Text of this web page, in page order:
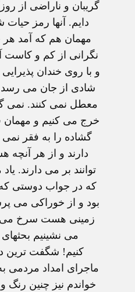
گريبان و ناراضی از
دايم. آنها رمز حيات
مهمان هم که آمد
نگرانی از کم و کاست
و با روی خندان
شادی از جان می رسد
معطل نمی کنند. نمی
خرج می کنيم و
گشاده را به فقر
دارند و از هر
توانند بر می دارند.
که در جواب دوستی
بود و از خوراکی می
زمينی هست سرخ می
می نشينيم
کنيم! شگفت ترين
ماجرای امداد مردمی
خواندم نيز چنين رنگ